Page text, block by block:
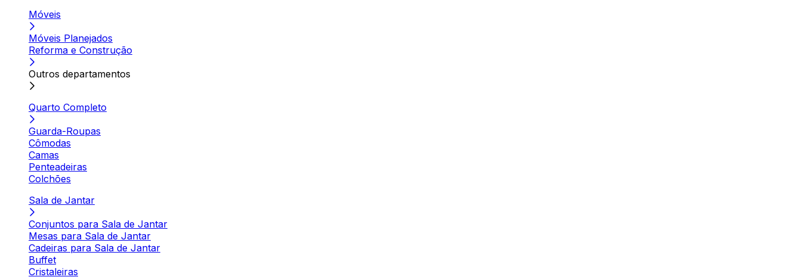
Móveis
Móveis Planejados
Reforma e Construção
Outros departamentos
Quarto Completo
Guarda-Roupas
Cômodas
Camas
Penteadeiras
Colchões
Sala de Jantar
Conjuntos para Sala de Jantar
Mesas para Sala de Jantar
Cadeiras para Sala de Jantar
Buffet
Cristaleiras